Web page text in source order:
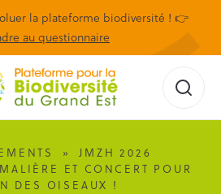
la plateforme biodiversité ! 👉
au questionnaire
»
JMZH 2026
ET CONCERT POUR
DES OISEAUX !